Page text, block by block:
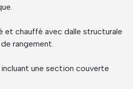
et chauffé avec dalle structurale
rangement.
une section couverte